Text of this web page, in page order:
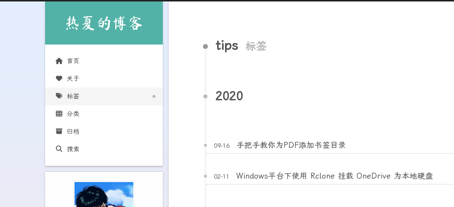
热夏的博客
首页
关于
标签
分类
归档
搜索
tips 标签
2020
09-16 手把手教你为PDF添加书签目录
02-11 Windows平台下使用 Rclone 挂载 OneDrive 为本地硬盘